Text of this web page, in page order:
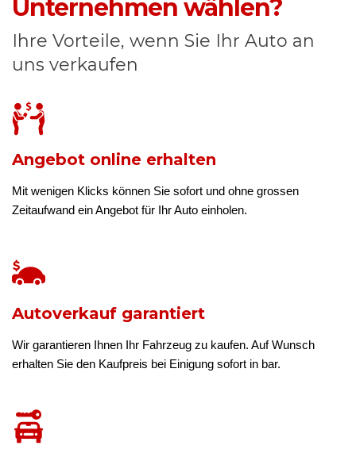
Unternehmen wählen?
Ihre Vorteile, wenn Sie Ihr Auto an
uns verkaufen
Angebot online erhalten
Mit wenigen Klicks können Sie sofort und ohne grossen
Zeitaufwand ein Angebot für Ihr Auto einholen.
Autoverkauf garantiert
Wir garantieren Ihnen Ihr Fahrzeug zu kaufen. Auf Wunsch
erhalten Sie den Kaufpreis bei Einigung sofort in bar.